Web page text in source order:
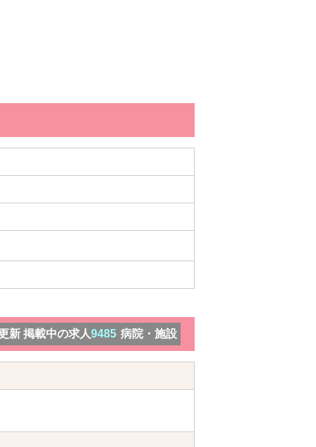
新 掲載中の求人9485 病院・施設